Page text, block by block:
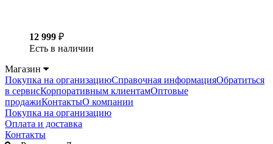
12 999 ₽
Есть в наличии
Магазин
Покупка на организациюСправочная информацияОбратиться
в сервисКорпоративным клиентамОптовые
продажиКонтактыО компании
Покупка на организацию
Оплата и доставка
Контакты